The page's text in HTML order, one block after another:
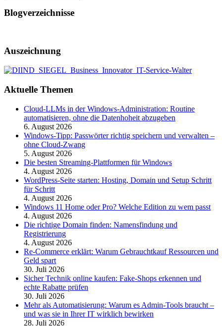
Blogverzeichnisse
Auszeichnung
Aktuelle Themen
Cloud-LLMs in der Windows-Administration: Routine
automatisieren, ohne die Datenhoheit abzugeben
6. August 2026
Windows-Tipp: Passwörter richtig speichern und verwalten –
ohne Cloud-Zwang
5. August 2026
Die besten Streaming-Plattformen für Windows
4. August 2026
WordPress-Seite starten: Hosting, Domain und Setup Schritt
für Schritt
4. August 2026
Windows 11 Home oder Pro? Welche Edition zu wem passt
4. August 2026
Die richtige Domain finden: Namensfindung und
Registrierung
4. August 2026
Re-Commerce erklärt: Warum Gebrauchtkauf Ressourcen und
Geld spart
30. Juli 2026
Sicher Technik online kaufen: Fake-Shops erkennen und
echte Rabatte prüfen
30. Juli 2026
Mehr als Automatisierung: Warum es Admin-Tools braucht –
und was sie in Ihrer IT wirklich bewirken
28. Juli 2026